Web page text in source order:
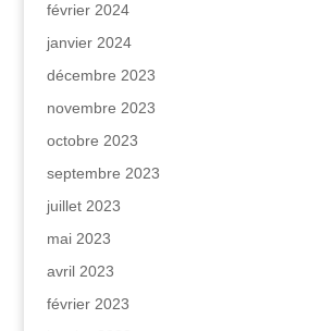
février 2024
janvier 2024
décembre 2023
novembre 2023
octobre 2023
septembre 2023
juillet 2023
mai 2023
avril 2023
février 2023